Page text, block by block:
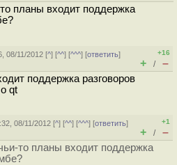
планы входит поддержка
08/11/2012 [^] [^^] [^^^] [ответить]
+16
+ / –
поддержка разговоров
qt
08/11/2012 [^] [^^] [^^^] [ответить]
+1
+ / –
то планы входит поддержка